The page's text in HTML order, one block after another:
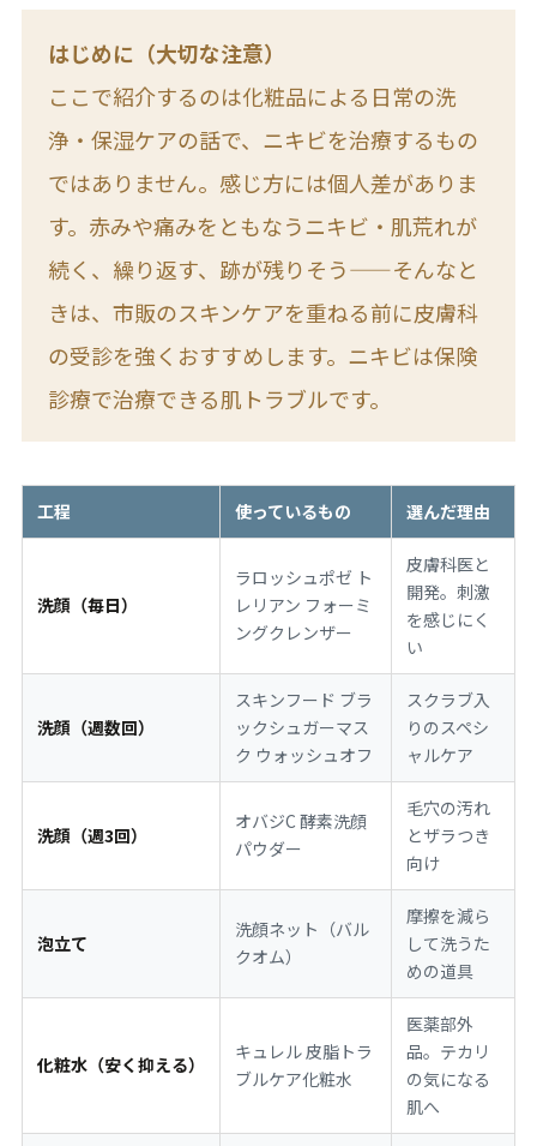
はじめに（大切な注意）
ここで紹介するのは化粧品による日常の洗
浄・保湿ケアの話で、ニキビを治療するもの
ではありません。感じ方には個人差がありま
す。赤みや痛みをともなうニキビ・肌荒れが
続く、繰り返す、跡が残りそう——そんなと
きは、市販のスキンケアを重ねる前に皮膚科
の受診を強くおすすめします。ニキビは保険
診療で治療できる肌トラブルです。
工程 使っているもの 選んだ理由
洗顔（毎日）
ラロッシュポゼ ト
レリアン フォーミ
ングクレンザー
皮膚科医と
開発。刺激
を感じにく
い
洗顔（週数回）
スキンフード ブラ
ックシュガーマス
ク ウォッシュオフ
スクラブ入
りのスペシ
ャルケア
洗顔（週3回）
オバジC 酵素洗顔
パウダー
毛穴の汚れ
とザラつき
向け
泡立て
洗顔ネット（バル
クオム）
摩擦を減ら
して洗うた
めの道具
化粧水（安く抑える）
キュレル 皮脂トラ
ブルケア化粧水
医薬部外
品。テカリ
の気になる
肌へ